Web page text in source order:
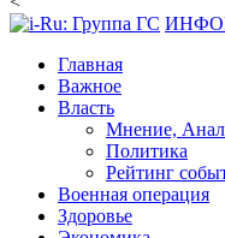
Главная
Важное
Власть
Мнение,
Политика
Рейтинг
Военная операция
Здоровье